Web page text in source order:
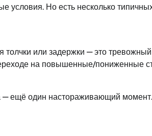
условия. Но есть несколько
или задержки — это
на повышенные/пониженные
— ещё один настораживающий